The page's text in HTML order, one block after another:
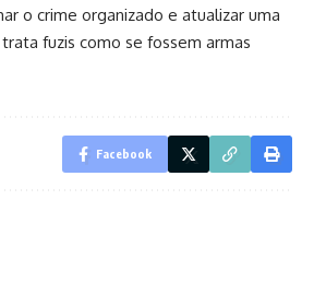
o crime organizado e atualizar uma
fuzis como se fossem armas
Facebook